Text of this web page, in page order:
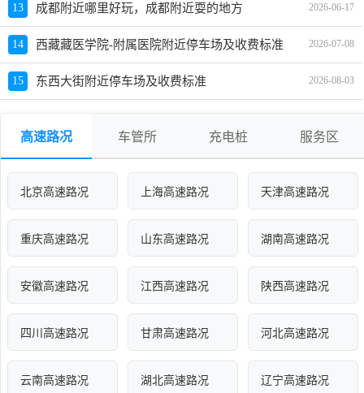
13 成都附近哪里好玩，成都附近耍的地方 2026-06-17
14 西藏藏医学院-附属医院附近停车场及收费标准 2026-07-08
15 东西大街附近停车场及收费标准 2026-08-03
高速路况 车管所 充电桩 服务区
北京高速路况 上海高速路况 天津高速路况
重庆高速路况 山东高速路况 湖南高速路况
安徽高速路况 江西高速路况 陕西高速路况
四川高速路况 甘肃高速路况 河北高速路况
云南高速路况 湖北高速路况 辽宁高速路况